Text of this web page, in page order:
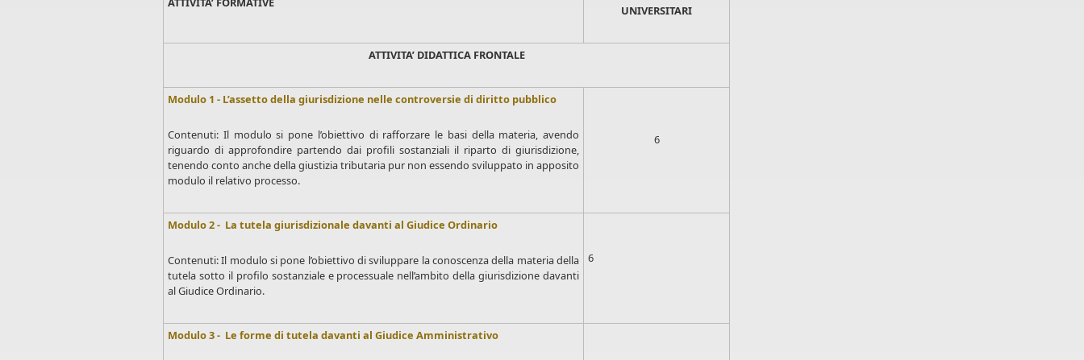
UNIVERSITARI
ATTIVITA’ DIDATTICA FRONTALE
Modulo 1 - L’assetto della giurisdizione nelle controversie di diritto pubblico
Contenuti: Il modulo si pone l’obiettivo di rafforzare le basi della materia, avendo
riguardo di approfondire partendo dai profili sostanziali il riparto di giurisdizione,
tenendo conto anche della giustizia tributaria pur non essendo sviluppato in apposito
modulo il relativo processo.
6
Modulo 2 - La tutela giurisdizionale davanti al Giudice Ordinario
Contenuti: Il modulo si pone l’obiettivo di sviluppare la conoscenza della materia della
tutela sotto il profilo sostanziale e processuale nell’ambito della giurisdizione davanti
al Giudice Ordinario.
6
Modulo 3 - Le forme di tutela davanti al Giudice Amministrativo